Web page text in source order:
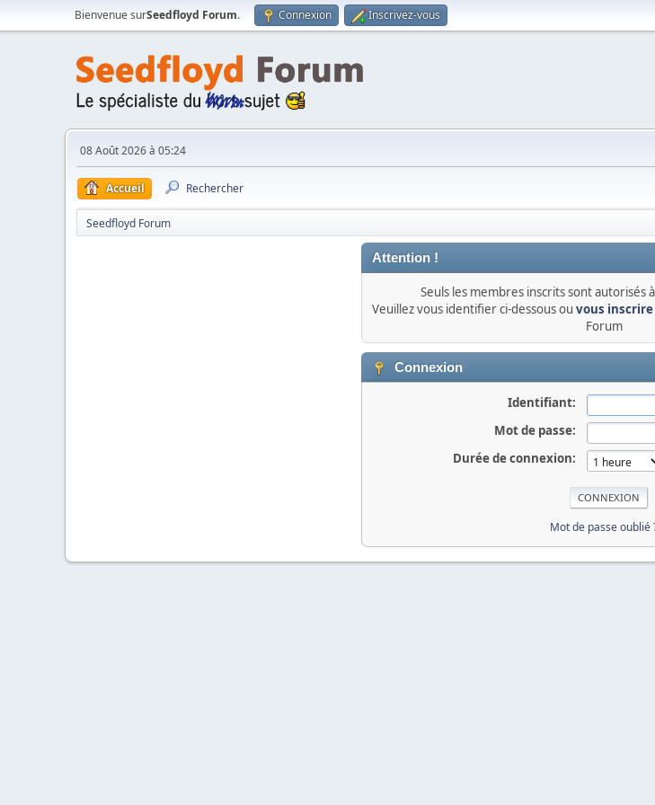
Bienvenue surSeedfloyd Forum. Connexion Inscrivez-vous
08 Août 2026 à 05:24
Accueil Rechercher
Seedfloyd Forum
Attention !
Seuls les membres inscrits sont autorisés
Veuillez vous identifier ci-dessous ou vous
Forum
Connexion
Identifiant:
Mot de passe:
Durée de connexion:
Mot de passe oublié